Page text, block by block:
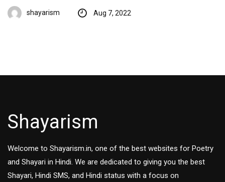
shayarism Aug 7, 2022
Shayarism
Welcome to Shayarism.in, one of the best websites for Poetry
and Shayari in Hindi. We are dedicated to giving you the best
Shayari, Hindi SMS, and Hindi status with a focus on